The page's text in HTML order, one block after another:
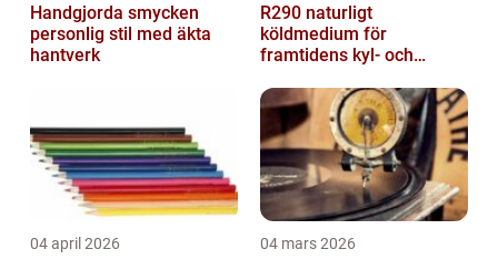
Handgjorda smycken
personlig stil med äkta
hantverk
R290 naturligt
köldmedium för
framtidens kyl- och
04 april 2026 04 mars 2026